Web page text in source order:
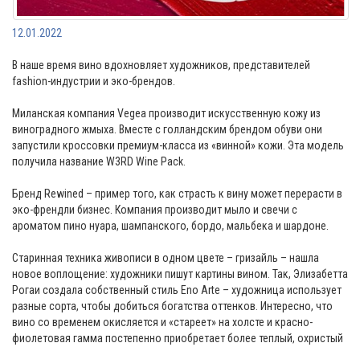
12.01.2022
В наше время вино вдохновляет художников, представителей
fashion-индустрии и эко-брендов.
Миланская компания Vegea производит искусственную кожу из
виноградного жмыха. Вместе с голландским брендом обуви они
запустили кроссовки премиум-класса из «винной» кожи. Эта модель
получила название W3RD Wine Pack.
Бренд Rewined – пример того, как страсть к вину может перерасти в
эко-френдли бизнес. Компания производит мыло и свечи с
ароматом пино нуара, шампанского, бордо, мальбека и шардоне.
Старинная техника живописи в одном цвете – гризайль – нашла
новое воплощение: художники пишут картины вином. Так, Элизабетта
Рогаи создала собственный стиль Eno Arte – художница использует
разные сорта, чтобы добиться богатства оттенков. Интересно, что
вино со временем окисляется и «стареет» на холсте и красно-
фиолетовая гамма постепенно приобретает более теплый, охристый